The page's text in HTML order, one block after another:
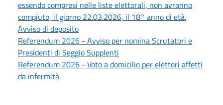
essendo compresi nelle liste elettorali, non avranno
compiuto, il giorno 22.03.2026, il 18° anno di età.
Avviso di deposito
Referendum 2026 - Avviso per nomina Scrutatori e
Presidenti di Seggio Supplenti
Referendum 2026 - Voto a domicilio per elettori affetti
da infermità